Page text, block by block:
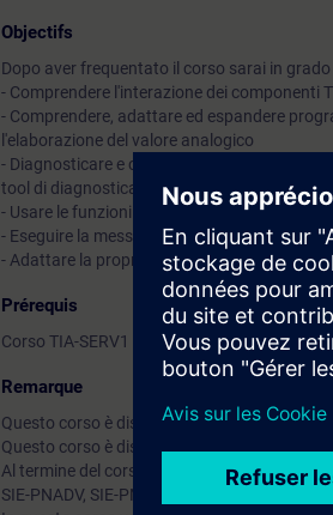
Objectifs
Dopo aver frequentato il corso sarai in grado
- Comprendere l'interazione dei componenti
- Comprendere, adattare ed espandere
l'elaborazione del valore analogico
- Diagnosticare e correggere
tool di diagnostica integrati in TIA Portal
- Usare le funzioni di test nel linguaggio di
- Eseguire la messa in servizio specifica dei
- Adattare la propria configurazione
Prérequis
Corso TIA-SERV1 o equivalenti conoscenze
Remarque
Questo corso è disponibile anche in
Questo corso è disponibile anche come corso
Al termine del corso puoi approfondire gli
SIE-PNADV, SIE-PNDIAG.